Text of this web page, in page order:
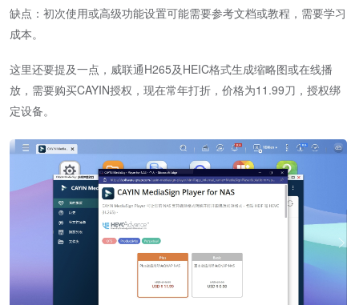
缺点：初次使用或高级功能设置可能需要参考文档或教程，需要学习
成本。
这里还要提及一点，威联通H265及HEIC格式生成缩略图或在线播
放，需要购买CAYIN授权，现在常年打折，价格为11.99刀，授权绑
定设备。